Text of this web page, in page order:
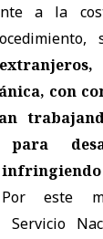
a la
con
para
este
Servicio